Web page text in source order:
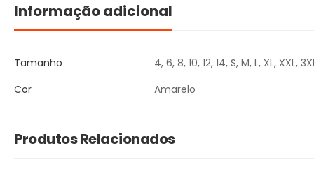
Informação adicional
Tamanho
4, 6, 8, 10, 12, 14, S, M, L, XL, XXL,
Cor
Amarelo
Produtos Relacionados